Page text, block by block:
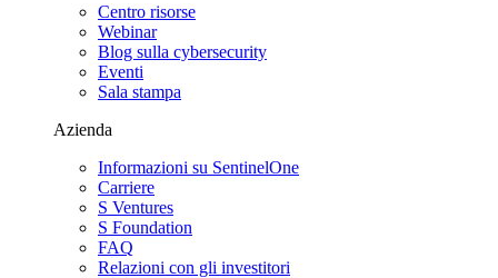
Centro risorse
Webinar
Blog sulla cybersecurity
Eventi
Sala stampa
Azienda
Informazioni su SentinelOne
Carriere
S Ventures
S Foundation
FAQ
Relazioni con gli investitori